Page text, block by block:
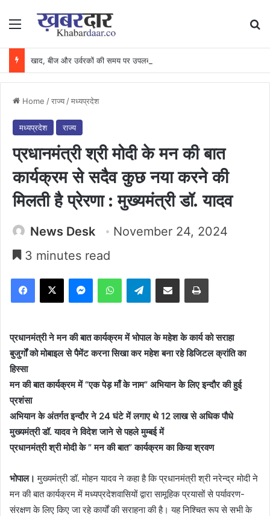
Menu
Home /राज्य /मध्यप्रदेश
मध्यप्रदेश राज्य
प्रधानमंत्री श्री मोदी के मन की बात
कार्यक्रम से सदैव कुछ नया करने की
मिलती है प्रेरणा : मुख्यमंत्री डॉ. यादव
News Desk
November 24, 2024
3 minutes read
Facebook
X MessengerWhatsAppTelegramShare via Email Print
प्रधानमंत्री ने मन की बात कार्यक्रम में भोपाल के महेश के कार्य को सराहा
बुजुर्गों को मोबाइल से पैमेंट करना सिखा कर महेश बना रहे डिजिटल क्रांति का
हिस्सा
मन की बात कार्यक्रम में “एक पेड़ माँ के नाम” अभियान के लिए इन्दौर की हुई
प्रशंसा
अभियान के अंतर्गत इन्दौर ने 24 घंटे में लगाए थे 12 लाख से अधिक पौधे
मुख्यमंत्री डॉ. यादव ने विदेश जाने से पहले मुम्बई में
प्रधानमंत्री श्री मोदी के ” मन की बात” कार्यक्रम का किया श्रवण
भोपाल। मुख्यमंत्री डॉ. मोहन यादव ने कहा है कि प्रधानमंत्री श्री नरेन्द्र मोदी ने
मन की बात कार्यक्रम में मध्यप्रदेशवासियों द्वारा सामूहिक प्रयासों से पर्यावरण-
संरक्षण के लिए किए जा रहे कार्यों की सराहना की है। यह निश्चित रूप से सभी के